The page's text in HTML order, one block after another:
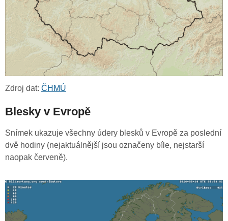
Zdroj dat: ČHMÚ
Blesky v Evropě
Snímek ukazuje všechny údery blesků v Evropě za poslední
dvě hodiny (nejaktuálnější jsou označeny bíle, nejstarší
naopak červeně).